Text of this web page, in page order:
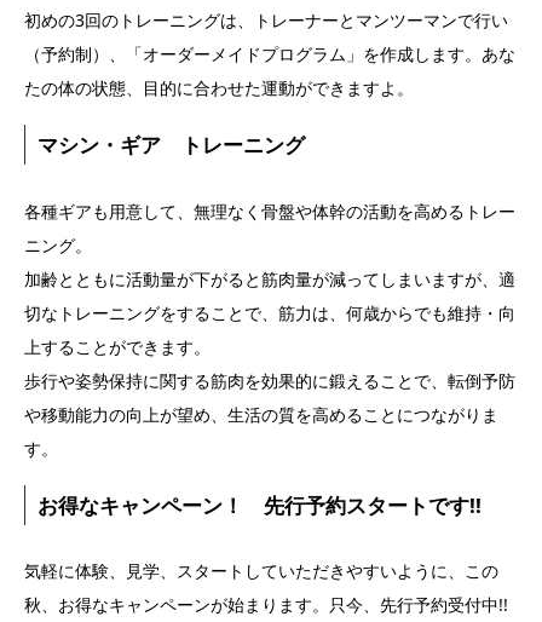
初めの3回のトレーニングは、トレーナーとマンツーマンで行い
（予約制）、「オーダーメイドプログラム」を作成します。あな
たの体の状態、目的に合わせた運動ができますよ。
マシン・ギア トレーニング
各種ギアも用意して、無理なく骨盤や体幹の活動を高めるトレー
ニング。
加齢とともに活動量が下がると筋肉量が減ってしまいますが、適
切なトレーニングをすることで、筋力は、何歳からでも維持・向
上することができます。
歩行や姿勢保持に関する筋肉を効果的に鍛えることで、転倒予防
や移動能力の向上が望め、生活の質を高めることにつながりま
す。
お得なキャンペーン！ 先行予約スタートです!!
気軽に体験、見学、スタートしていただきやすいように、この
秋、お得なキャンペーンが始まります。只今、先行予約受付中!!